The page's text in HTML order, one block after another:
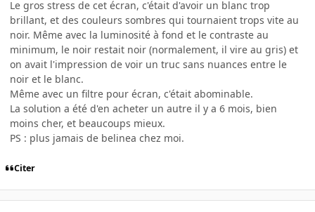
Le gros stress de cet écran, c'était d'avoir un blanc trop
brillant, et des couleurs sombres qui tournaient trops vite au
noir. Même avec la luminosité à fond et le contraste au
minimum, le noir restait noir (normalement, il vire au gris) et
on avait l'impression de voir un truc sans nuances entre le
noir et le blanc.
Même avec un filtre pour écran, c'était abominable.
La solution a été d'en acheter un autre il y a 6 mois, bien
moins cher, et beaucoups mieux.
PS : plus jamais de belinea chez moi.
Citer